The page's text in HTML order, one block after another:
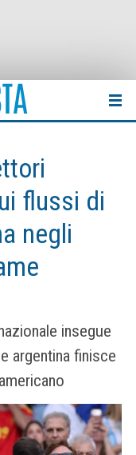
flussi di
negli
insegue
argentina finisce